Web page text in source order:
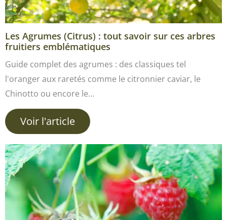
Les Agrumes (Citrus) : tout savoir sur ces arbres
fruitiers emblématiques
Guide complet des agrumes : des classiques tel
l'oranger aux raretés comme le citronnier caviar, le
Chinotto ou encore le…
Voir l'article